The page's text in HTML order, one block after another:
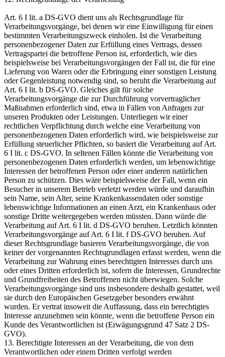
Art. 6 I lit. a DS-GVO dient uns als Rechtsgrundlage für
Verarbeitungsvorgänge, bei denen wir eine Einwilligung für einen
bestimmten Verarbeitungszweck einholen. Ist die Verarbeitung
personenbezogener Daten zur Erfüllung eines Vertrags, dessen
Vertragspartei die betroffene Person ist, erforderlich, wie dies
beispielsweise bei Verarbeitungsvorgängen der Fall ist, die für eine
Lieferung von Waren oder die Erbringung einer sonstigen Leistung
oder Gegenleistung notwendig sind, so beruht die Verarbeitung auf
Art. 6 I lit. b DS-GVO. Gleiches gilt für solche
Verarbeitungsvorgänge die zur Durchführung vorvertraglicher
Maßnahmen erforderlich sind, etwa in Fällen von Anfragen zur
unseren Produkten oder Leistungen. Unterliegen wir einer
rechtlichen Verpflichtung durch welche eine Verarbeitung von
personenbezogenen Daten erforderlich wird, wie beispielsweise zur
Erfüllung steuerlicher Pflichten, so basiert die Verarbeitung auf Art.
6 I lit. c DS-GVO. In seltenen Fällen könnte die Verarbeitung von
personenbezogenen Daten erforderlich werden, um lebenswichtige
Interessen der betroffenen Person oder einer anderen natürlichen
Person zu schützen. Dies wäre beispielsweise der Fall, wenn ein
Besucher in unserem Betrieb verletzt werden würde und daraufhin
sein Name, sein Alter, seine Krankenkassendaten oder sonstige
lebenswichtige Informationen an einen Arzt, ein Krankenhaus oder
sonstige Dritte weitergegeben werden müssten. Dann würde die
Verarbeitung auf Art. 6 I lit. d DS-GVO beruhen. Letztlich könnten
Verarbeitungsvorgänge auf Art. 6 I lit. f DS-GVO beruhen. Auf
dieser Rechtsgrundlage basieren Verarbeitungsvorgänge, die von
keiner der vorgenannten Rechtsgrundlagen erfasst werden, wenn die
Verarbeitung zur Wahrung eines berechtigten Interesses durch uns
oder eines Dritten erforderlich ist, sofern die Interessen, Grundrechte
und Grundfreiheiten des Betroffenen nicht überwiegen. Solche
Verarbeitungsvorgänge sind uns insbesondere deshalb gestattet, weil
sie durch den Europäischen Gesetzgeber besonders erwähnt
wurden. Er vertrat insoweit die Auffassung, dass ein berechtigtes
Interesse anzunehmen sein könnte, wenn die betroffene Person ein
Kunde des Verantwortlichen ist (Erwägungsgrund 47 Satz 2 DS-
GVO).
13. Berechtigte Interessen an der Verarbeitung, die von dem
Verantwortlichen oder einem Dritten verfolgt werden